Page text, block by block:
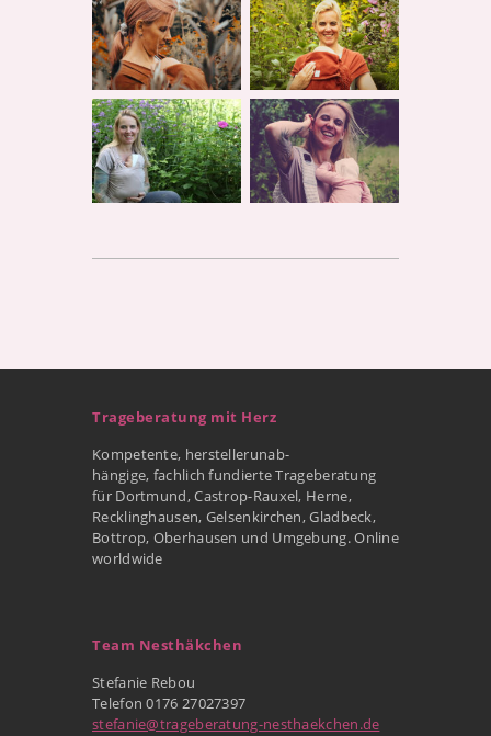
Trageberatung mit Herz
Kompetente, herstellerunab-
hängige, fachlich fundierte Trageberatung
für Dortmund, Castrop-Rauxel, Herne,
Recklinghausen, Gelsenkirchen, Gladbeck,
Bottrop, Oberhausen und Umgebung. Online
worldwide
Team Nesthäkchen
Stefanie Rebou
Telefon 0176 27027397
stefanie@trageberatung-nesthaekchen.de